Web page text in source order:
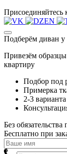
Присоединяйтесь
Подберём диван у
Привезём
квартиру
Подбор под
Примерка
2-3
Без обязательства
Бесплатно при